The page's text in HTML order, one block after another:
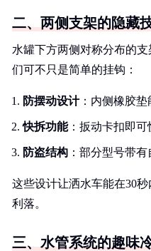
二、两侧支架的隐藏
水罐下方两侧对称分布的支
们可不只是简单的挂钩：
防摆动设计：内侧橡胶垫
快拆功能：扳动卡扣即可
防盗结构 ：部分型号带
这些设计让洒水车能在30
利落。
三、水管系统的趣味